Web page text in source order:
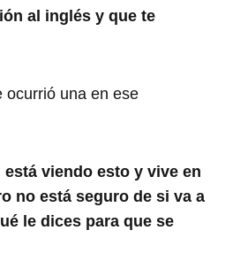
al inglés y que te
ocurrió una en ese
está viendo esto y vive en
no está seguro de si va a
le dices para que se